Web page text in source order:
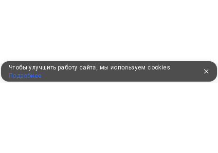
Чтобы улучшить работу сайта, мы используем cookies.
Подробнее